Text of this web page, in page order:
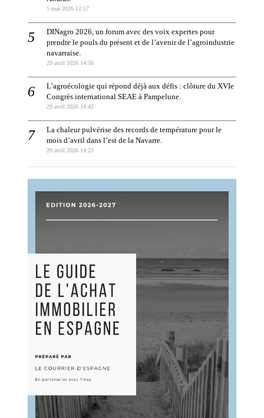
5 mai 2026 12:57
DINagro 2026, un forum avec des voix expertes pour
prendre le pouls du présent et de l’avenir de l’agroindustrie
navarraise.
29 avril 2026 14:56
L’agroécologie qui répond déjà aux défis : clôture du XVIe
Congrès international SEAE à Pampelune.
29 avril 2026 14:42
La chaleur pulvérise des records de température pour le
mois d’avril dans l’est de la Navarre.
29 avril 2026 14:23